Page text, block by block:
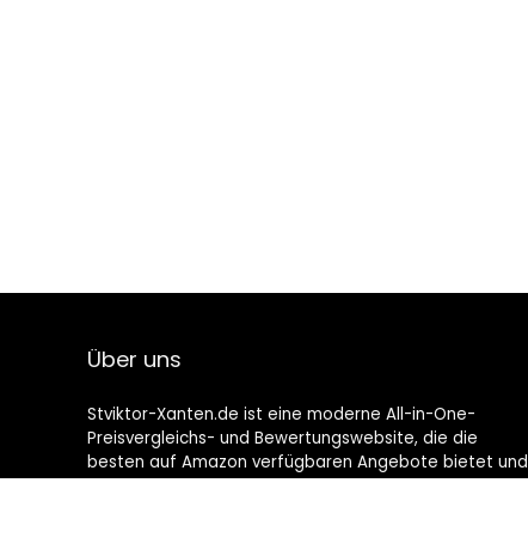
Über uns
Stviktor-Xanten.de ist eine moderne All-in-One-
Preisvergleichs- und Bewertungswebsite, die die
besten auf Amazon verfügbaren Angebote bietet und
Sie durch die neuesten hinzugefügten Blogs auf dem